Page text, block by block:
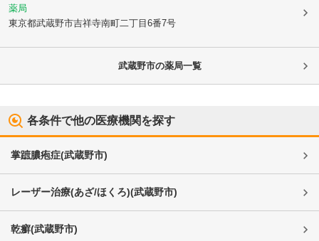
薬局
東京都武蔵野市吉祥寺南町二丁目6番7号
武蔵野市の薬局一覧
各条件で他の医療機関を探す
掌蹠膿疱症(武蔵野市)
レーザー治療(あざ/ほくろ)(武蔵野市)
乾癬(武蔵野市)